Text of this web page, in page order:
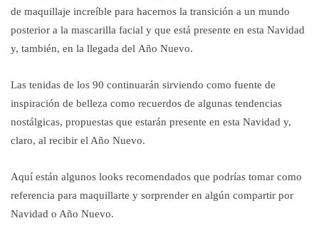
de maquillaje increíble para hacernos la transición a un mundo
posterior a la mascarilla facial y que está presente en esta Navidad
y, también, en la llegada del Año Nuevo.
Las tenidas de los 90 continuarán sirviendo como fuente de
inspiración de belleza como recuerdos de algunas tendencias
nostálgicas, propuestas que estarán presente en esta Navidad y,
claro, al recibir el Año Nuevo.
Aquí están algunos looks recomendados que podrías tomar como
referencia para maquillarte y sorprender en algún compartir por
Navidad o Año Nuevo.